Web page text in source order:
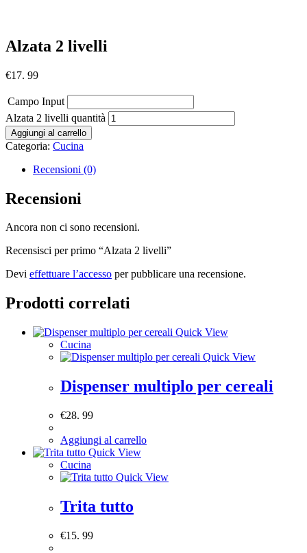
Alzata 2 livelli
€17. 99
Campo Input
Alzata 2 livelli quantità
Aggiungi al carrello
Categoria: Cucina
Recensioni (0)
Recensioni
Ancora non ci sono recensioni.
Recensisci per primo “Alzata 2 livelli”
Devi effettuare l’accesso per pubblicare una recensione.
Prodotti correlati
Quick View
Cucina
Quick View
Dispenser multiplo per cereali
€28. 99
Aggiungi al carrello
Quick View
Cucina
Quick View
Trita tutto
€15. 99